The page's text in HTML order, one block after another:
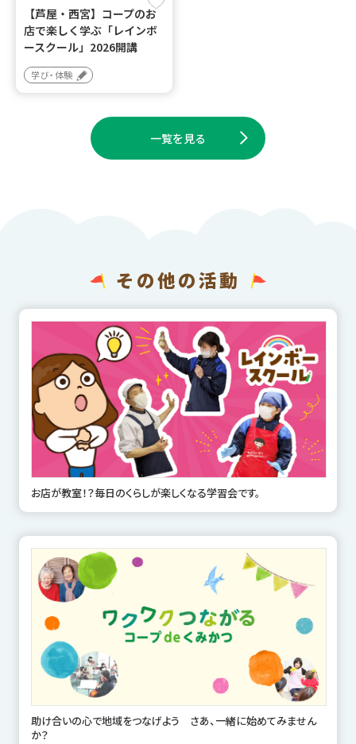
【芦屋・西宮】コープのお
店で楽しく学ぶ「レインボ
ースクール」2026開講
学び・体験
一覧を見る
その他の活動
お店が教室！？毎日のくらしが楽しくなる学習会です。
助け合いの心で地域をつなげよう さあ、一緒に始めてみません
か？